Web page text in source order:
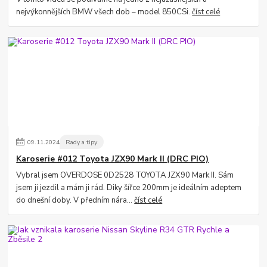
nejvýkonnějších BMW všech dob – model 850CSi.číst celé
09.11.2024 Rady a tipy
Karoserie #012 Toyota JZX90 Mark II (DRC PIO)
Vybral jsem OVERDOSE 0D2528 TOYOTA JZX90 Mark II. Sám
jsem ji jezdil a mám ji rád. Diky šířce 200mm je ideálním adeptem
do dnešní doby. V předním nára...číst celé